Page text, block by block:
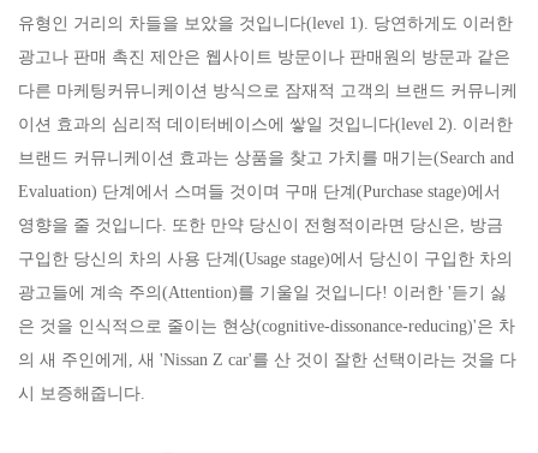
유형인 거리의 차들을 보았을 것입니다(level 1). 당연하게도 이러한
광고나 판매 촉진 제안은 웹사이트 방문이나 판매원의 방문과 같은
다른 마케팅커뮤니케이션 방식으로 잠재적 고객의 브랜드 커뮤니케
이션 효과의 심리적 데이터베이스에 쌓일 것입니다(level 2). 이러한
브랜드 커뮤니케이션 효과는 상품을 찾고 가치를 매기는(Search and
Evaluation) 단계에서 스며들 것이며 구매 단계(Purchase stage)에서
영향을 줄 것입니다. 또한 만약 당신이 전형적이라면 당신은, 방금
구입한 당신의 차의 사용 단계(Usage stage)에서 당신이 구입한 차의
광고들에 계속 주의(Attention)를 기울일 것입니다! 이러한 '듣기 싫
은 것을 인식적으로 줄이는 현상(cognitive-dissonance-reducing)'은 차
의 새 주인에게, 새 'Nissan Z car'를 산 것이 잘한 선택이라는 것을 다
시 보증해줍니다.